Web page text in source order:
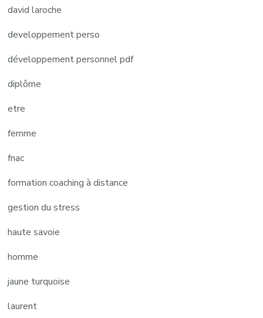
david laroche
developpement perso
développement personnel pdf
diplôme
etre
femme
fnac
formation coaching à distance
gestion du stress
haute savoie
homme
jaune turquoise
laurent